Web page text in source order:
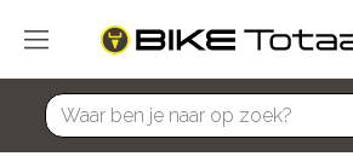
home